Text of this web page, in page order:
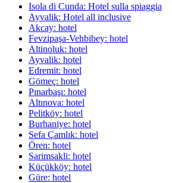
Isola di Cunda: Hotel sulla spiaggia
Ayvalik: Hotel all inclusive
Akcay: hotel
Fevzipaşa-Vehbibey: hotel
Altinoluk: hotel
Ayvalik: hotel
Edremit: hotel
Gömeç: hotel
Pınarbaşı: hotel
Altınova: hotel
Pelitköy: hotel
Burhaniye: hotel
Sefa Çamlık: hotel
Ören: hotel
Sarimsakli: hotel
Küçükköy: hotel
Güre: hotel